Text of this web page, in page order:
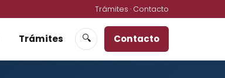
Trámites · Contacto
Trámites 🔍 Contacto